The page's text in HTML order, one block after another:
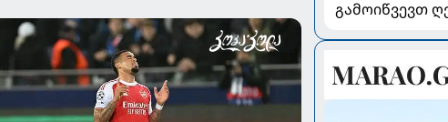
გამოიწვევთ
პედიატრ
რჩევები